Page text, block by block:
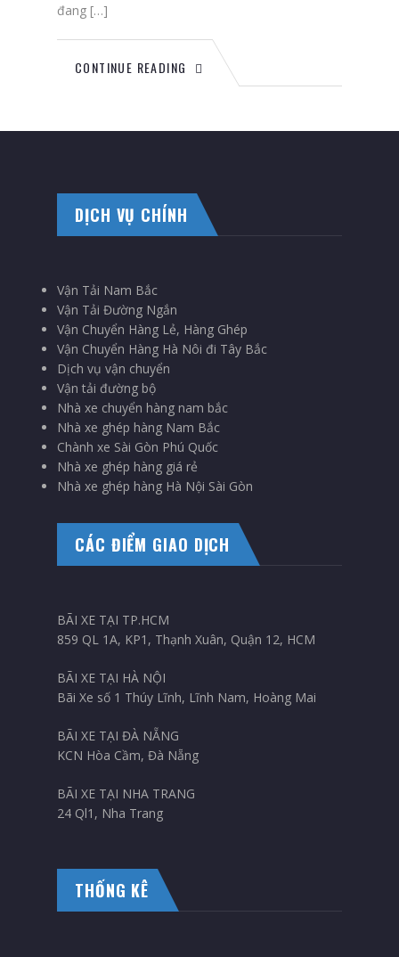
đang […]
CONTINUE READING
DỊCH VỤ CHÍNH
Vận Tải Nam Bắc
Vận Tải Đường Ngắn
Vận Chuyển Hàng Lẻ, Hàng Ghép
Vận Chuyển Hàng Hà Nôi đi Tây Bắc
Dịch vụ vận chuyển
Vận tải đường bộ
Nhà xe chuyển hàng nam bắc
Nhà xe ghép hàng Nam Bắc
Chành xe Sài Gòn Phú Quốc
Nhà xe ghép hàng giá rẻ
Nhà xe ghép hàng Hà Nội Sài Gòn
CÁC ĐIỂM GIAO DỊCH
BÃI XE TẠI TP.HCM
859 QL 1A, KP1, Thạnh Xuân, Quận 12, HCM
BÃI XE TẠI HÀ NỘI
Bãi Xe số 1 Thúy Lĩnh, Lĩnh Nam, Hoàng Mai
BÃI XE TẠI ĐÀ NẴNG
KCN Hòa Cầm, Đà Nẵng
BÃI XE TẠI NHA TRANG
24 Ql1, Nha Trang
THỐNG KÊ